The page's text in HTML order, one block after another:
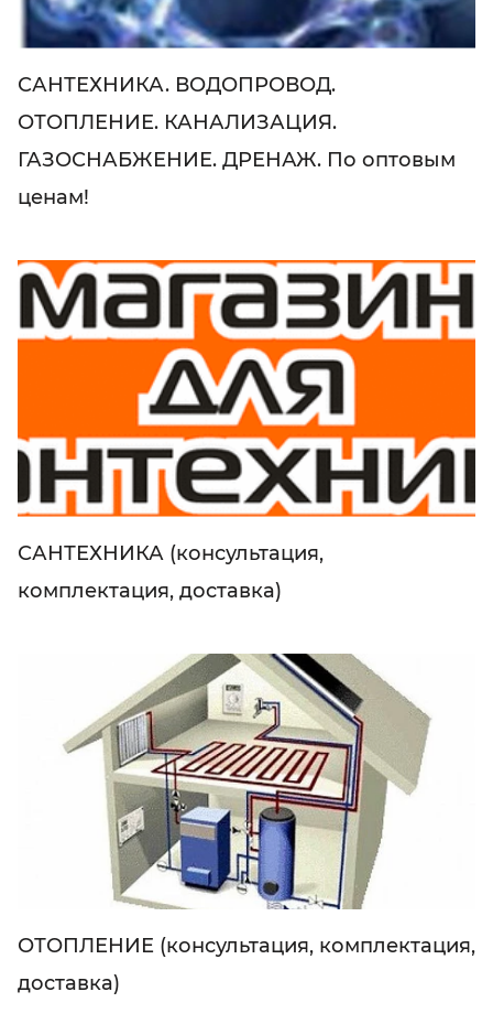
САНТЕХНИКА. ВОДОПРОВОД.
ОТОПЛЕНИЕ. КАНАЛИЗАЦИЯ.
ГАЗОСНАБЖЕНИЕ. ДРЕНАЖ. По оптовым
ценам!
САНТЕХНИКА (консультация,
комплектация, доставка)
ОТОПЛЕНИЕ (консультация, комплектация,
доставка)